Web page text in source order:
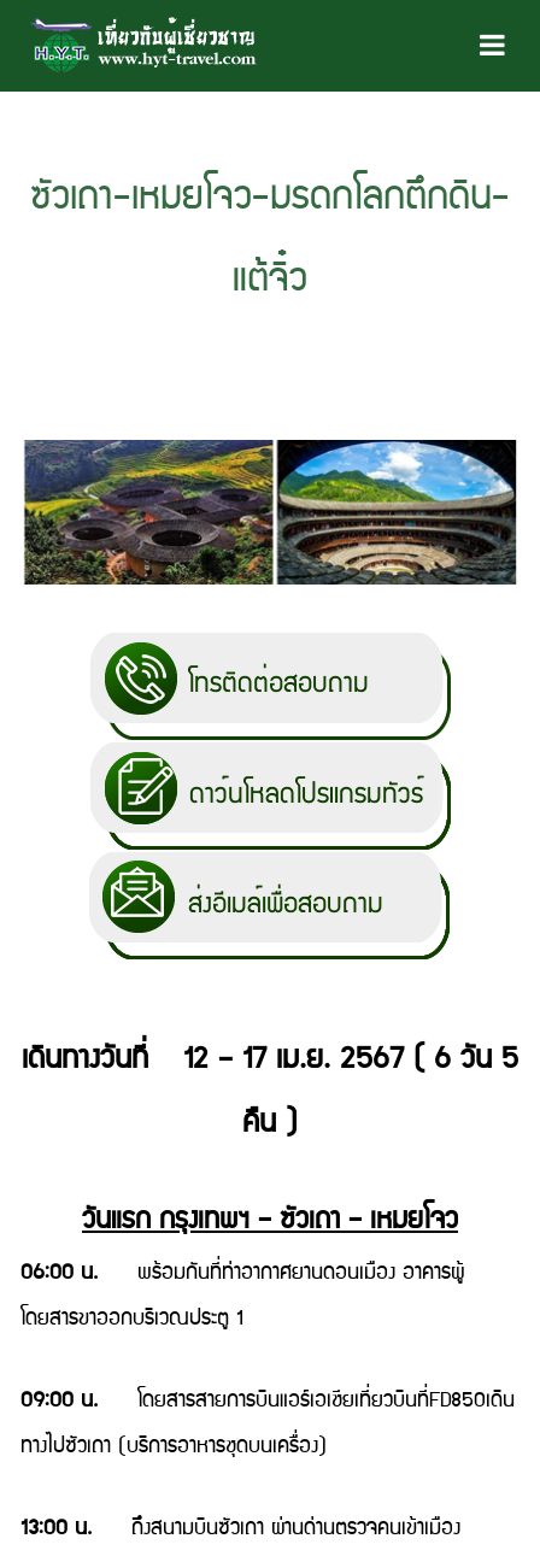
ซัวเถา-เหมยโจว-มรดกโลกตึกดิน-
แต้จิ๋ว
เดินทางวันที่ 12 – 17 เม.ย. 2567 ( 6 วัน 5
คืน )
วันแรก กรุงเทพฯ – ซัวเถา – เหมยโจว
06:00 น. พร้อมกันที่ท่าอากาศยานดอนเมือง อาคารผู้
โดยสารขาออกบริเวณประตู 1
09:00 น. โดยสารสายการบินแอร์เอเชียเที่ยวบินที่FD850เดิน
ทางไปซัวเถา (บริการอาหารชุดบนเครื่อง)
13:00 น. ถึงสนามบินซัวเถา ผ่านด่านตรวจคนเข้าเมือง